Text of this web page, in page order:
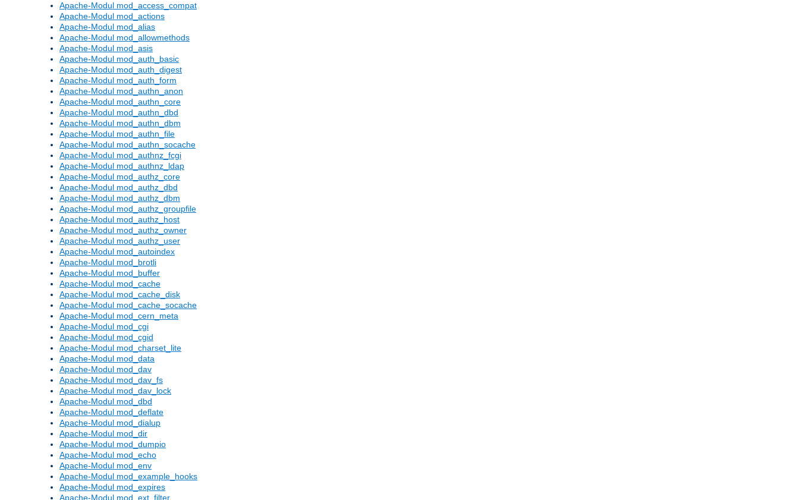
Apache-Modul mod_access_compat
Apache-Modul mod_actions
Apache-Modul mod_alias
Apache-Modul mod_allowmethods
Apache-Modul mod_asis
Apache-Modul mod_auth_basic
Apache-Modul mod_auth_digest
Apache-Modul mod_auth_form
Apache-Modul mod_authn_anon
Apache-Modul mod_authn_core
Apache-Modul mod_authn_dbd
Apache-Modul mod_authn_dbm
Apache-Modul mod_authn_file
Apache-Modul mod_authn_socache
Apache-Modul mod_authnz_fcgi
Apache-Modul mod_authnz_ldap
Apache-Modul mod_authz_core
Apache-Modul mod_authz_dbd
Apache-Modul mod_authz_dbm
Apache-Modul mod_authz_groupfile
Apache-Modul mod_authz_host
Apache-Modul mod_authz_owner
Apache-Modul mod_authz_user
Apache-Modul mod_autoindex
Apache-Modul mod_brotli
Apache-Modul mod_buffer
Apache-Modul mod_cache
Apache-Modul mod_cache_disk
Apache-Modul mod_cache_socache
Apache-Modul mod_cern_meta
Apache-Modul mod_cgi
Apache-Modul mod_cgid
Apache-Modul mod_charset_lite
Apache-Modul mod_data
Apache-Modul mod_dav
Apache-Modul mod_dav_fs
Apache-Modul mod_dav_lock
Apache-Modul mod_dbd
Apache-Modul mod_deflate
Apache-Modul mod_dialup
Apache-Modul mod_dir
Apache-Modul mod_dumpio
Apache-Modul mod_echo
Apache-Modul mod_env
Apache-Modul mod_example_hooks
Apache-Modul mod_expires
Apache-Modul mod_ext_filter